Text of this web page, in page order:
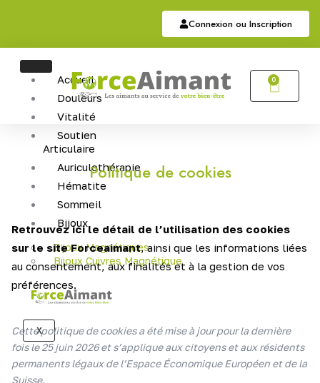
Connexion ou Inscription
Accueil
Douleurs
Vitalité
Soutien
Articulaire
Auriculothérapie
Hématite
Sommeil
Bijoux
Bijoux Magnétiques
Bijoux Cuivres Magnétique
X
0
Politique de cookies
Retrouvez ici le détail de l’utilisation des cookies
sur le site Forceaimant, ainsi que les informations liées
au consentement, aux finalités et à la gestion de vos
préférences.
Cette politique de cookies a été mise à jour pour la dernière
fois le 25 juin 2026 et s’applique aux citoyens et aux résidents
permanents légaux de l’Espace Économique Européen et de la
Suisse.